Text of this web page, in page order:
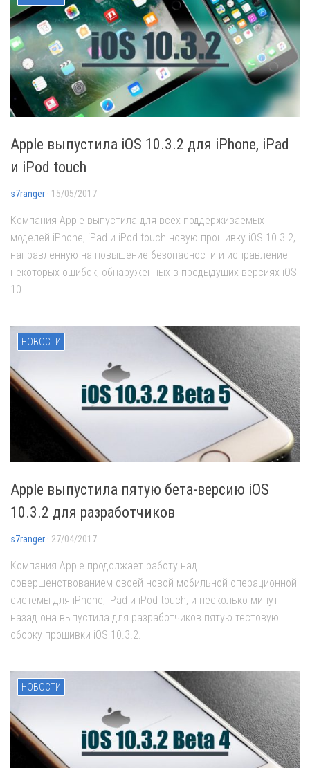
Apple выпустила iOS 10.3.2 для iPhone, iPad
и iPod touch
s7ranger · 15/05/2017
Компания Apple выпустила для всех поддерживаемых
моделей iPhone, iPad и iPod touch новую прошивку iOS 10.3.2,
направленную на повышение безопасности и исправление
некоторых ошибок, обнаруженных в предыдущих версиях iOS
10.
НОВОСТИ
Apple выпустила пятую бета-версию iOS
10.3.2 для разработчиков
s7ranger · 27/04/2017
Компания Apple продолжает работу над
совершенствованием своей новой мобильной операционной
системы для iPhone, iPad и iPod touch, и несколько минут
назад она выпустила для разработчиков пятую тестовую
сборку прошивки iOS 10.3.2.
НОВОСТИ